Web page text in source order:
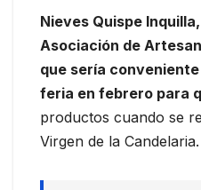
Nieves Quispe
Asociación de
que sería
feria en febrero para
productos cuando se
Virgen de la Candelaria.